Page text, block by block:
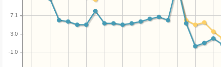
-1.0
3.0
7.1